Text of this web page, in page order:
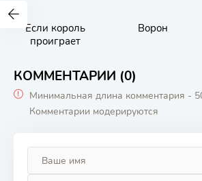
Если король
проиграет
Ворон
КОММЕНТАРИИ (0)
Минимальная длина комментария -
Комментарии модерируются